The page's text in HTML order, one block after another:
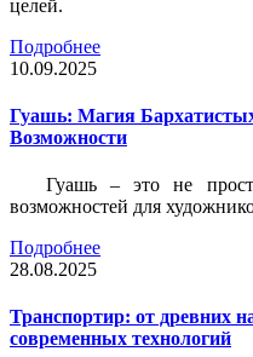
целей.
Подробнее
10.09.2025
Гуашь: Магия
Возможности
Гуашь – это не
возможностей для
Подробнее
28.08.2025
Транспортир: от древних
современных технологий